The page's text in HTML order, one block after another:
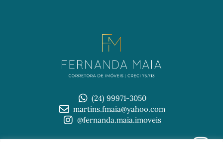
(24) 99971-3050
martins.fmaia@yahoo.com
@fernanda.maia.imoveis